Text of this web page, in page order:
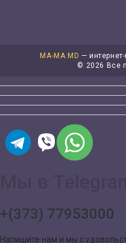
MA-MA.MD —
© 2026 Все
+(373) 77953000
Напишите нам и мы с